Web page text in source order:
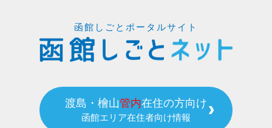
函館しごとポータルサイト
渡島・檜山管内在住の方向け
函館エリア在住者向け情報